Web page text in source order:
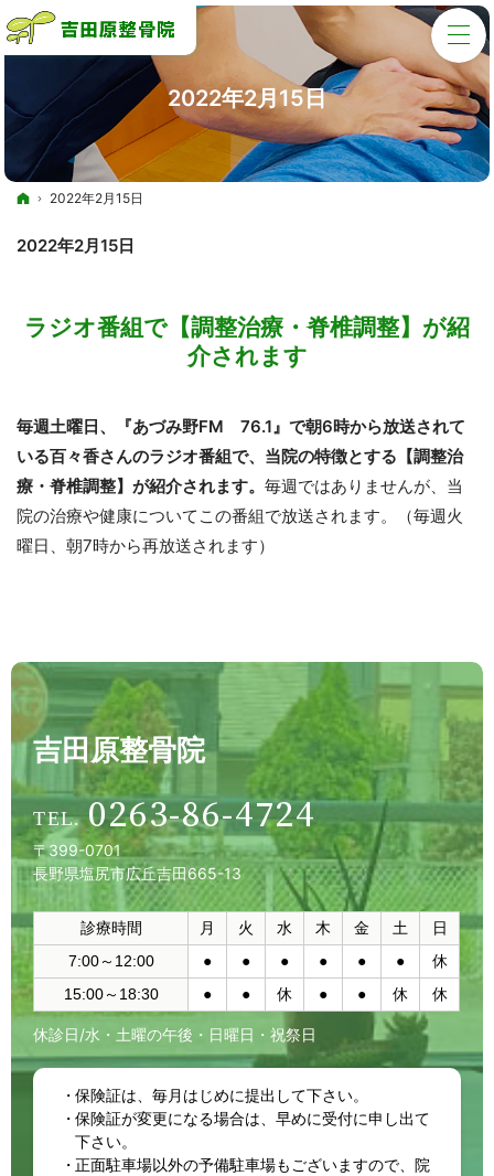
2022年2月15日
ホーム
2022年2月15日
2022年2月15日
ラジオ番組で【調整治療・脊椎調整】が紹
介されます
毎週土曜日、『あづみ野FM 76.1』で朝6時から放送されて
いる百々香さんのラジオ番組で、当院の特徴とする【調整治
療・脊椎調整】が紹介されます。 毎週ではありませんが、当
院の治療や健康についてこの番組で放送されます。（毎週火
曜日、朝7時から再放送されます）
吉田原整骨院
0263-86-4724
〒399-0701
長野県塩尻市広丘吉田665-13
診療時間 月 火 水 木 金 土
日
7:00～12:00
● ● ● ● ● ●
休
15:00～18:30
● ● 休 ● ● 休 休
休診日/水・土曜の午後・日曜日・祝祭日
保険証は、毎月はじめに提出して下さい。
保険証が変更になる場合は、早めに受付に申し出て
下さい。
正面駐車場以外の予備駐車場もございますので、院